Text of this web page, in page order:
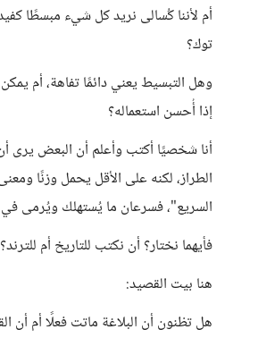
أم لأننا كُسالى نريد كل شيء مبسطًا
توك؟
وهل التبسيط يعني دائمًا تفاهة، أم
إذا أُحسن استعماله؟
أنا شخصيًا أكتب وأعلم أن البعض يرى
الطراز، لكنه على الأقل يحمل وزنًا
السريع"، فسرعان ما يُستهلك ويُرمى في
فأيهما نختار؟ أن نكتب للتاريخ أم للترند؟
هنا بيت القصيد:
هل تظنون أن البلاغة ماتت فعلًا أم أن